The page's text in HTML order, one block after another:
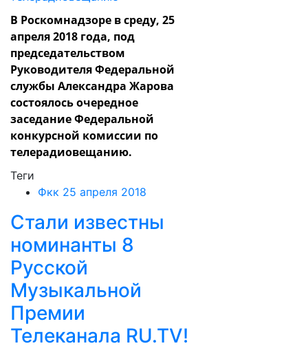
В Роскомнадзоре в среду, 25
апреля 2018 года, под
председательством
Руководителя Федеральной
службы Александра Жарова
состоялось очередное
заседание Федеральной
конкурсной комиссии по
телерадиовещанию.
Теги
Фкк 25 апреля 2018
Стали известны
номинанты 8
Русской
Музыкальной
Премии
Телеканала RU.TV!